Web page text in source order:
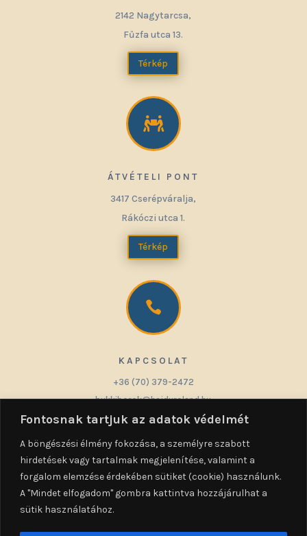
Fontosnak tartjuk az adatok védelmét
A böngészési élmény fokozása, a személyre szabott
hirdetések vagy tartalmak megjelenítése, valamint a
forgalom elemzése érdekében sütiket (cookie) használunk.
A "Mindet elfogadom" gombra kattintva hozzájárulhat a
sütik használatához.
2142 Nagytarcsa,
Fűzfa utca 13.
Térkép

ÁTVÉTELI PONT
3417 Cserépváralja,
Rákóczi utca 1.
Térkép

KAPCSOLAT
+36 (70) 379-2472
bukkiborok@hajduroland.hu
